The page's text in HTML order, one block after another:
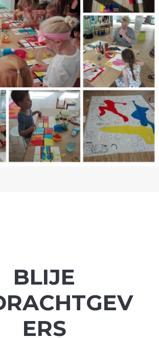
BLIJE
ERS